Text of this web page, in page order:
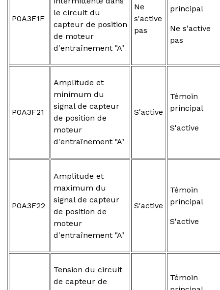
P0A3F1F
le circuit du
capteur de position
de moteur
d'entraînement "A"
Ne
s'active
pas
principal
Ne s'active
pas
P0A3F21
Amplitude et
minimum du
signal de capteur
de position de
moteur
d'entraînement "A"
S'active
Témoin
principal
S'active
P0A3F22
Amplitude et
maximum du
signal de capteur
de position de
moteur
d'entraînement "A"
S'active
Témoin
principal
S'active
Tension du circuit
de capteur de
Témoin